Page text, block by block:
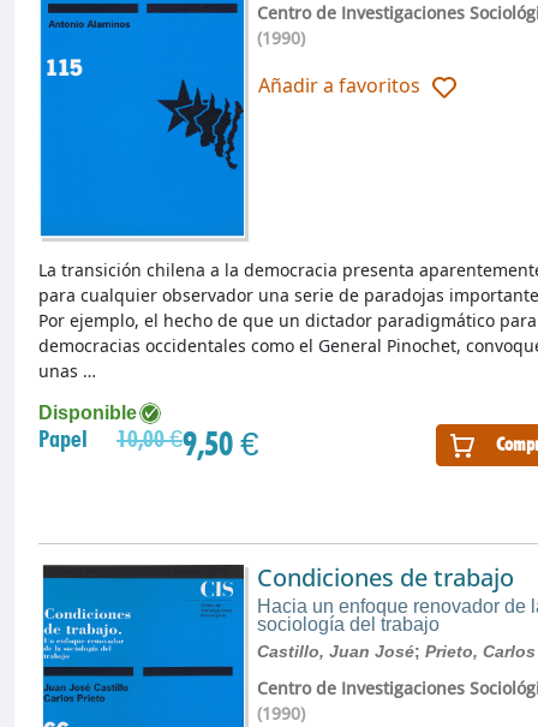
Centro de Investigaciones
(1990)
Añadir a favoritos
Disponible
Papel 10,00 €9,50 €
La transición chilena a la democracia presenta
para cualquier observador una serie de paradojas
Por ejemplo, el hecho de que un dictador paradigmático
democracias occidentales como el General Pinochet,
unas …
Condiciones de trabajo
Hacia un enfoque renovador de
sociología del trabajo
Castillo, Juan José; Prieto, Carlos
Centro de Investigaciones
(1990)